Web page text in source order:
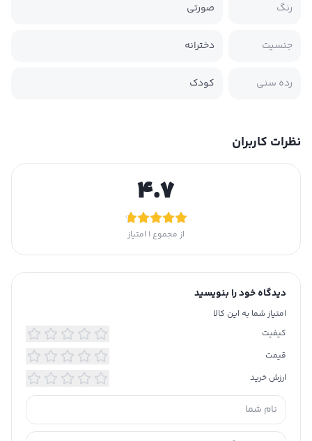
رنگ صورتی
جنسیت دخترانه
رده سنی کودک
نظرات کاربران
4.7
از مجموع 1 امتیاز
دیدگاه خود را بنویسید
امتیاز شما به این کالا
کیفیت
قیمت
ارزش خرید